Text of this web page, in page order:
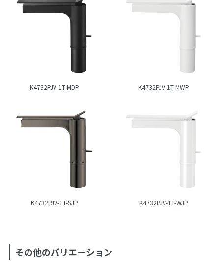
K4732PJV-1T-MDP K4732PJV-1T-MWP
K4732PJV-1T-SJP K4732PJV-1T-WJP
その他のバリエーション